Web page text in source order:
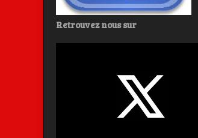
Retrouvez nous sur